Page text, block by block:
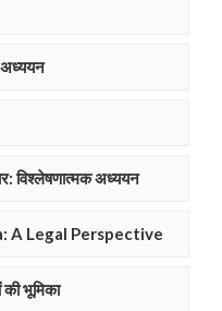
अध्ययन
विश्लेषणात्मक अध्ययन
A Legal Perspective
की भूमिका